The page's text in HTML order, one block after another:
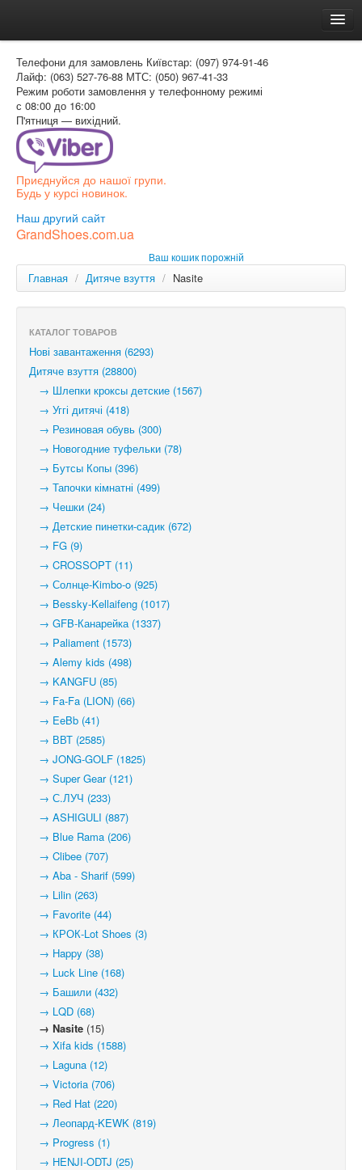
Доставка и оплата
Как заказать
Контакти
Таблиця розмірів
Вхід для покупця
РОС
Телефони для замовлень Київстар: (097) 974-91-46
Лайф: (063) 527-76-88 МТС: (050) 967-41-33
Режим роботи замовлення у телефонному режимі
с 08:00 до 16:00
П'ятниця — вихідний.
Приєднуйся до нашої групи.
Будь у курсі новинок.
Наш другий сайт
GrandShoes.com.ua
Ваш кошик порожній
Главная / Дитяче взуття / Nasite
КАТАЛОГ ТОВАРОВ
Нові завантаження (6293)
Дитяче взуття (28800)
→ Шлепки кроксы детские (1567)
→ Уггі дитячі (418)
→ Резиновая обувь (300)
→ Новогодние туфельки (78)
→ Бутсы Копы (396)
→ Тапочки кімнатні (499)
→ Чешки (24)
→ Детские пинетки-садик (672)
→ FG (9)
→ CROSSOPT (11)
→ Солнце-Kimbo-o (925)
→ Bessky-Kellaifeng (1017)
→ GFB-Канарейка (1337)
→ Paliament (1573)
→ Alemy kids (498)
→ KANGFU (85)
→ Fa-Fa (LION) (66)
→ EeBb (41)
→ ВВТ (2585)
→ JONG-GOLF (1825)
→ Super Gear (121)
→ С.ЛУЧ (233)
→ ASHIGULI (887)
→ Blue Rama (206)
→ Clibee (707)
→ Aba - Sharif (599)
→ Lilin (263)
→ Favorite (44)
→ КРОК-Lot Shoes (3)
→ Happy (38)
→ Luck Line (168)
→ Башили (432)
→ LQD (68)
→ Nasite (15)
→ Xifa kids (1588)
→ Laguna (12)
→ Victoria (706)
→ Red Hat (220)
→ Леопард-KEWK (819)
→ Progress (1)
→ HENJI-ODTJ (25)